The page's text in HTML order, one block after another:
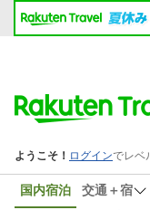
国内宿泊 交通＋宿